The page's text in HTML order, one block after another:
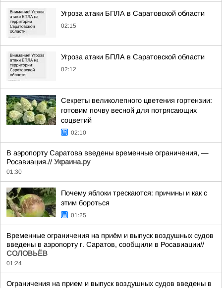
Угроза атаки БПЛА в Саратовской области
02:15
Угроза атаки БПЛА в Саратовской области
02:12
Секреты великолепного цветения гортензии:
готовим почву весной для потрясающих
соцветий
02:10
В аэропорту Саратова введены временные ограничения, —
Росавиация.// Украина.ру
01:30
Почему яблоки трескаются: причины и как с
этим бороться
01:25
Временные ограничения на приём и выпуск воздушных судов
введены в аэропорту г. Саратов, сообщили в Росавиации//
СОЛОВЬЁВ
01:24
Ограничения на прием и выпуск воздушных судов введены в